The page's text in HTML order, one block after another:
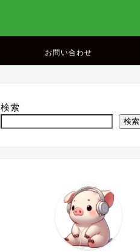
お問い合わせ
検索
検索